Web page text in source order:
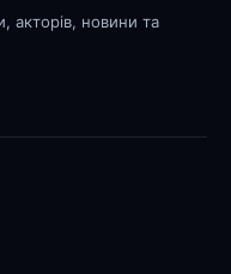
акторів, новини та